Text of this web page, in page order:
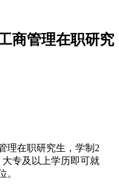
商管理在职研究
理在职研究生，学制2
专及以上学历即可就
。